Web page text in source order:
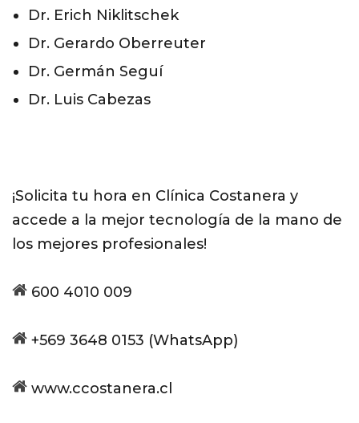
Dr. Erich Niklitschek
Dr. Gerardo Oberreuter
Dr. Germán Seguí
Dr. Luis Cabezas
¡Solicita tu hora en Clínica Costanera y
accede a la mejor tecnología de la mano de
los mejores profesionales!
600 4010 009
+569 3648 0153 (WhatsApp)
www.ccostanera.cl